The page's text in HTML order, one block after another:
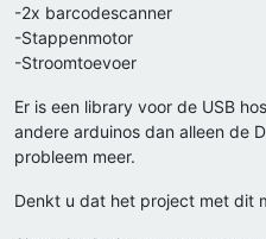
-2x barcodescanner
-Stappenmotor
-Stroomtoevoer
Er is een library voor de USB
andere arduinos dan alleen de
probleem meer.
Denkt u dat het project met dit